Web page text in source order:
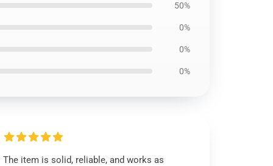
50%
0%
0%
0%
The item is solid, reliable, and works as